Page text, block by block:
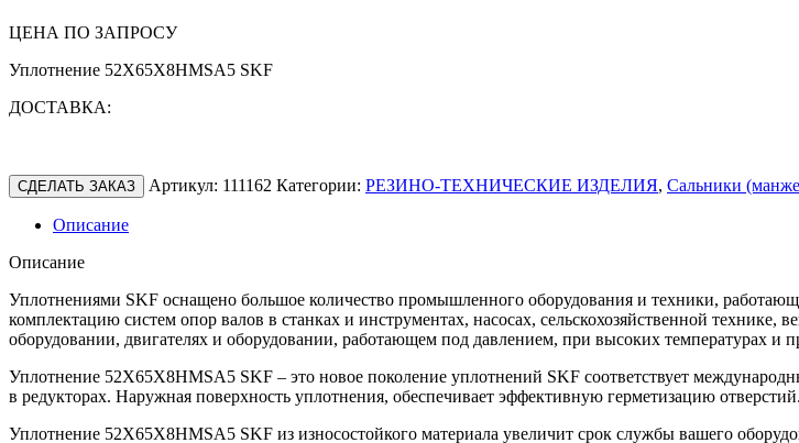
ЦЕНА ПО ЗАПРОСУ
Уплотнение 52X65X8HMSA5 SKF
ДОСТАВКА:
СДЕЛАТЬ ЗАКАЗ Артикул: 111162 Категории: РЕЗИНО-ТЕХНИЧЕСКИЕ ИЗДЕЛИЯ, Сальники
Описание
Описание
Уплотнениями SKF оснащено большое количество промышленного оборудования и техники,
комплектацию систем опор валов в станках и инструментах, насосах, сельскохозяйственной
оборудовании, двигателях и оборудовании, работающем под давлением, при высоких температурах и
Уплотнение 52X65X8HMSA5 SKF – это новое поколение уплотнений SKF соответствует
в редукторах. Наружная поверхность уплотнения, обеспечивает эффективную герметизацию отверстий.
Уплотнение 52X65X8HMSA5 SKF из износостойкого материала увеличит срок службы вашего